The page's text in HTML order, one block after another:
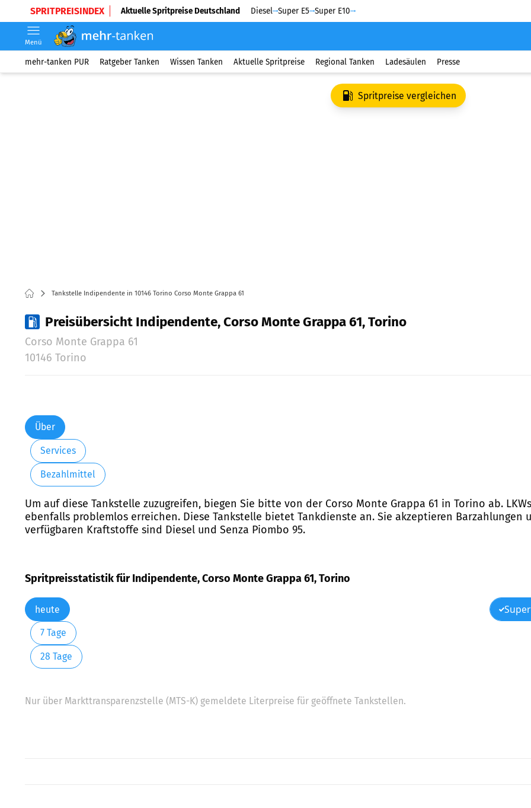
SPRITPREISINDEX Aktuelle Spritpreise Deutschland Diesel Super E5 Super E10
Menü
mehr-tanken PUR Ratgeber Tanken Wissen Tanken Aktuelle Spritpreise Regional Tanken Ladesäulen Presse
Spritpreise vergleichen
Tankstelle Indipendente in 10146 Torino Corso Monte Grappa 61
Preisübersicht Indipendente, Corso Monte Grappa 61, Torino
Corso Monte Grappa 61
10146 Torino
Über
Services
Bezahlmittel
Um auf diese Tankstelle zuzugreifen, biegen Sie bitte von der Corso Monte Grappa 61 in Torino ab.
ebenfalls problemlos erreichen. Diese Tankstelle bietet Tankdienste an. Sie akzeptieren
verfügbaren Kraftstoffe sind Diesel und Senza Piombo 95.
Spritpreisstatistik für Indipendente, Corso Monte Grappa 61, Torino
heute
7 Tage
28 Tage
Nur über Markttransparenzstelle (MTS-K) gemeldete Literpreise für geöffnete Tankstellen.